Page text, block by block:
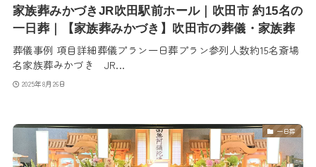
家族葬みかづきJR吹田駅前ホール｜吹田市 約15名の
一日葬｜【家族葬みかづき】吹田市の葬儀・家族葬
葬儀事例 項目詳細葬儀プラン一日葬プラン参列人数約15名斎場
名家族葬みかづき JR...
2025年8月26日
一日葬